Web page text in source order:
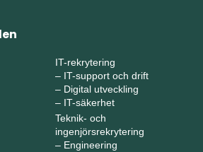
IT-rekrytering
– IT-support och drift
– Digital utveckling
– IT-säkerhet
Teknik- och
ingenjörsrekrytering
– Engineering